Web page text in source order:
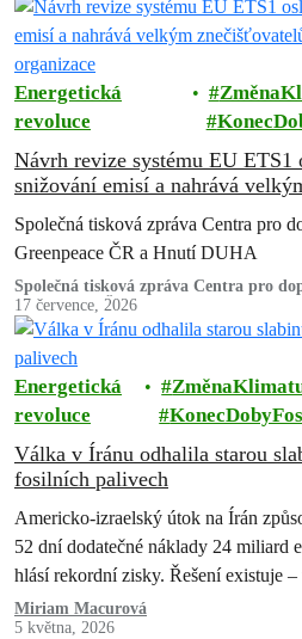
Energetická
revoluce
Návrh revize systému EU ETS1
snižování emisí a nahrává
ekologické organizace
Společná tisková zpráva Centra pro
Greenpeace ČR a Hnutí DUHA
Společná tisková zpráva Centra pro
Greenpeace ČR a Hnutí DUHA
17 července, 2026
Energetická
revoluce
Válka v Íránu odhalila starou
fosilních palivech
Americko-izraelský útok na Írán
52 dní dodatečné náklady 24 miliard
hlásí rekordní zisky. Řešení existuje
2022 a pokazili. Teď máme druhou…
Miriam Macurová
5 května, 2026